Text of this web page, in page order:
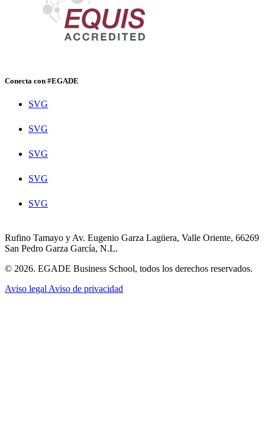
Conecta con #EGADE
SVG
SVG
SVG
SVG
SVG
Rufino Tamayo y Av. Eugenio Garza Lagüera, Valle Oriente, 66269
San Pedro Garza García, N.L.
© 2026. EGADE Business School, todos los derechos reservados.
Aviso legal Aviso de privacidad